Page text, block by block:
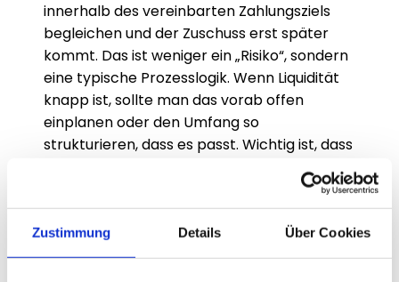
Zustimmung Details Über Cookies
innerhalb des vereinbarten Zahlungsziels
begleichen und der Zuschuss erst später
kommt. Das ist weniger ein „Risiko“, sondern
eine typische Prozesslogik. Wenn Liquidität
knapp ist, sollte man das vorab offen
einplanen oder den Umfang so
strukturieren, dass es passt. Wichtig ist, dass
Sie nicht mit dem Zuschuss als „sofort
verfügbarem Budget“ rechnen. Dann bleibt
die Planung stabil.
Typische Stolpersteine,